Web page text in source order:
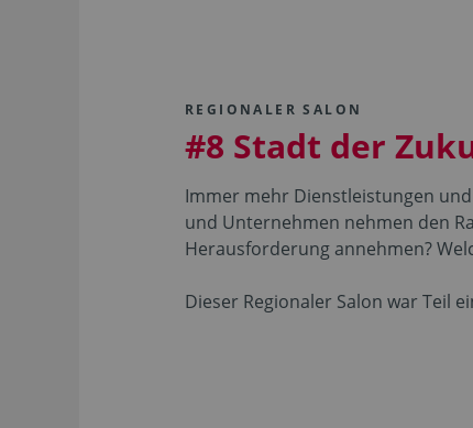
REGIONALER SALON
#8 Stadt der
Immer mehr Dienstleistungen
und Unternehmen nehmen den
Herausforderung annehmen?
Dieser Regionaler Salon war Teil